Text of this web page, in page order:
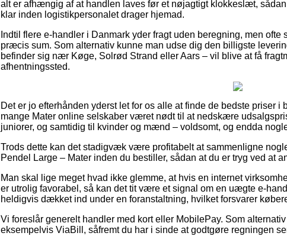
alt er afhængig af at handlen laves før et nøjagtigt klokkeslæt,
klar inden logistikpersonalet drager hjemad.
Indtil flere e-handler i Danmark yder fragt uden beregning, men ofte
præcis sum. Som alternativ kunne man udse dig den billigste
befinder sig nær Køge, Solrød Strand eller Aars – vil blive at få
afhentningssted.
Det er jo efterhånden yderst let for os alle at finde de bedste priser i
mange Mater online selskaber været nødt til at nedskære
juniorer, og samtidig til kvinder og mænd – voldsomt, og endda
Trods dette kan det stadigvæk være profitabelt at sammenligne
Pendel Large – Mater inden du bestiller, sådan at du er tryg ved at
Man skal lige meget hvad ikke glemme, at hvis en internet
er utrolig favorabel, så kan det tit være et signal om en uægte e-
heldigvis dækket ind under en foranstaltning, hvilket forsvarer
Vi foreslår generelt handler med kort eller MobilePay. Som
eksempelvis ViaBill, såfremt du har i sinde at godtgøre regningen